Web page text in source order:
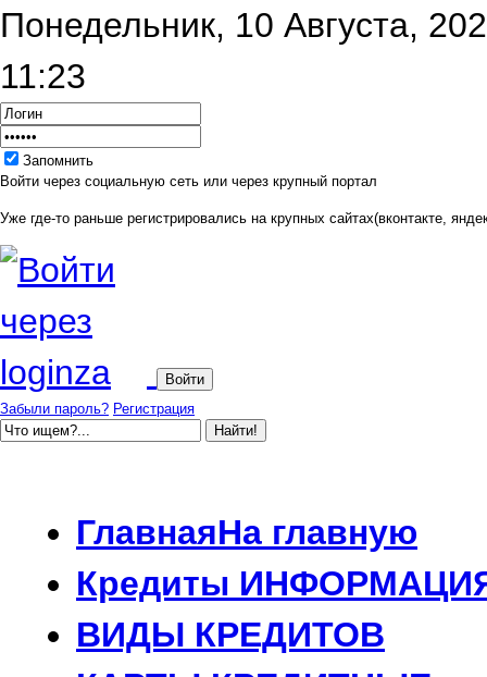
Понедельник, 10 Августа,
11:23
Запомнить
Войти через социальную сеть или через крупный портал
Уже где-то раньше регистрировались на крупных сайтах(вконтакте,
Забыли пароль? Регистрация
ГлавнаяНа главную
Кредиты
ВИДЫ КРЕДИТОВ